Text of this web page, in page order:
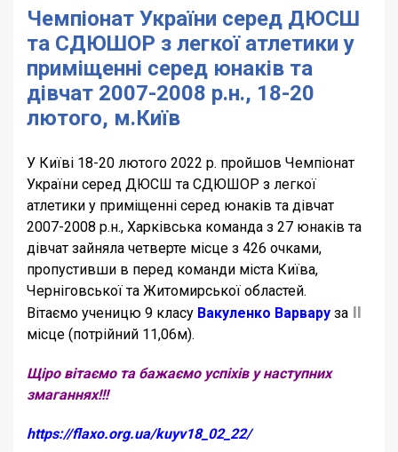
Чемпіонат України серед ДЮСШ
та СДЮШОР з легкої атлетики у
приміщенні серед юнаків та
дівчат 2007-2008 р.н., 18-20
лютого, м.Київ
У Київі 18-20 лютого 2022 р. пройшов Чемпіонат
України серед ДЮСШ та СДЮШОР з легкої
атлетики у приміщенні серед юнаків та дівчат
2007-2008 р.н., Харківська команда з 27 юнаків та
дівчат зайняла четверте місце з 426 очками,
пропустивши в перед команди міста Київа,
Черніговської та Житомирської областей.
Вітаємо ученицю 9 класу Вакуленко Варвару за ІІ
місце (потрійний 11,06м).
Щіро вітаємо та бажаємо успіхів унаступних
змаганнях!!!
https://flaxo.org.ua/kuyv18_02_22/